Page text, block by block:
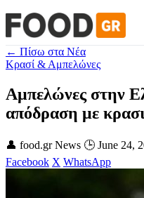
← Πίσω στα Νέα
Κρασί & Αμπελώνες
Αμπελώνες στην
απόδραση με
👤 food.gr News 🕒 June 24,
Facebook X WhatsApp